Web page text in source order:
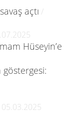
açtı /
Hüseyin’e
göstergesi:
05.03.2025